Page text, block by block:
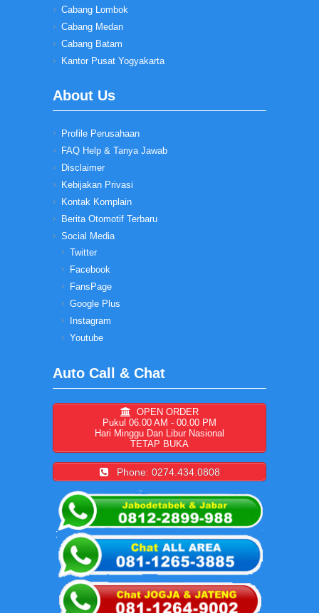
Cabang Lombok
Cabang Medan
Cabang Batam
Kantor Pusat Yogyakarta
About Us
Profile Perusahaan
FAQ Help & Tanya Jawab
Disclaimer
Kebijakan Privasi
Kontak Komplain
Berita Otomotif Terbaru
Social Media
Twitter
Facebook
FansPage
Google Plus
Instagram
Youtube
Auto Call & Chat
OPEN ORDER
Pukul 06.00 AM - 00.00 PM
Hari Minggu Dan Libur Nasional
TETAP BUKA
Phone: 0274.434.0808